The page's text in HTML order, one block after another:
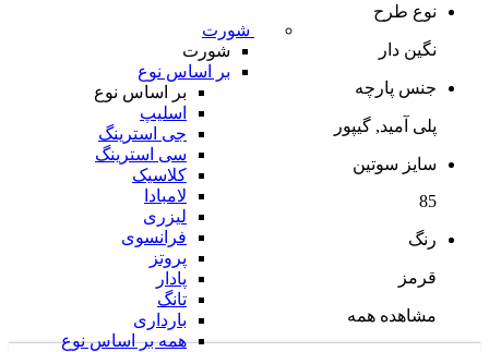
شورت
شورت
بر اساس نوع
بر اساس نوع
اسلیپ
جی استرینگ
سی استرینگ
کلاسیک
لامبادا
لیزری
فرانسوی
پروتز
پادار
تانگ
بارداری
همه بر اساس نوع
نوع طرح
نگین دار
جنس پارچه
پلی آمید, گیپور
سایز سوتین
85
رنگ
قرمز
مشاهده همه